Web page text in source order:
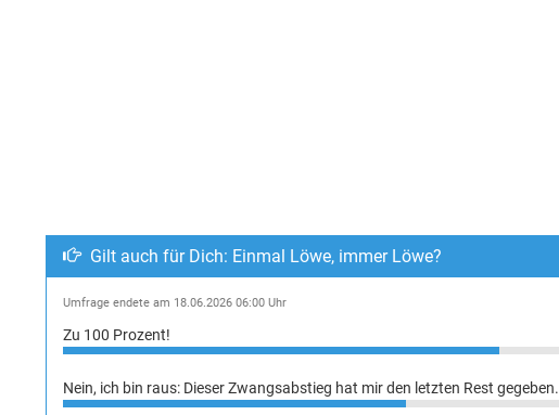
Gilt auch für Dich: Einmal Löwe, immer Löwe?
Umfrage endete am 18.06.2026 06:00 Uhr
Zu 100 Prozent!
Nein, ich bin raus: Dieser Zwangsabstieg hat mir den letzten Rest gegeben.